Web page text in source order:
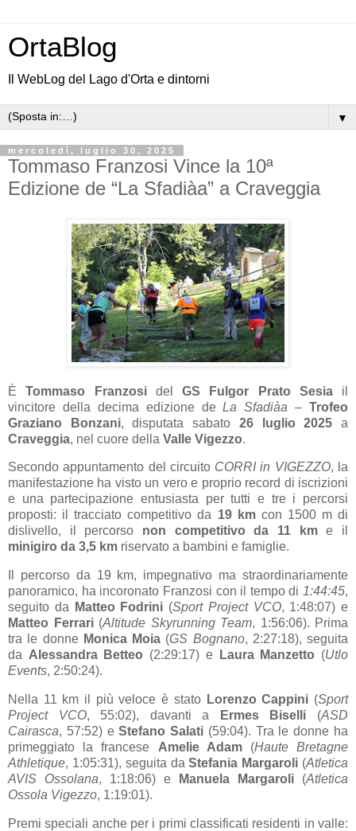
OrtaBlog
Il WebLog del Lago d'Orta e dintorni
▼
mercoledì, luglio 30, 2025
Tommaso Franzosi Vince la 10ª
Edizione de “La Sfadiàa” a Craveggia
ÈTommaso Franzosidel GS Fulgor Prato Sesiail
vincitore della decima edizione deLa Sfadiàa – Trofeo
Graziano Bonzani, disputata sabato 26 luglio 2025 a
Craveggia, nel cuore della Valle Vigezzo.
Secondo appuntamento del circuito CORRI in VIGEZZO, la
manifestazione ha visto un vero e proprio record di iscrizioni
e una partecipazione entusiasta per tutti e tre i percorsi
proposti: il tracciato competitivo da 19 kmcon 1500 m di
dislivello, il percorso non competitivo da 11 kme il
minigiro da 3,5 km riservato a bambini e famiglie.
Il percorso da 19 km, impegnativo ma straordinariamente
panoramico, ha incoronato Franzosi con il tempo di 1:44:45,
seguito da
Matteo Fodrini (Sport Project VCO, 1:48:07) e
Matteo Ferrari(Altitude Skyrunning Team, 1:56:06). Prima
tra le donne Monica Moia (GS Bognano, 2:27:18), seguita
da Alessandra Betteo (2:29:17) e Laura Manzetto (Utlo
Events, 2:50:24).
Nella 11 km il più veloce è stato Lorenzo Cappini (Sport
Project VCO, 55:02), davanti a Ermes Biselli (ASD
Cairasca, 57:52) eStefano Salati (59:04). Tra le donne ha
primeggiato la francese Amelie Adam(Haute Bretagne
Athletique, 1:05:31), seguita daStefania Margaroli (Atletica
AVIS Ossolana, 1:18:06) e Manuela Margaroli (Atletica
Ossola Vigezzo, 1:19:01).
Premi speciali anche per i primi classificati residenti in valle: